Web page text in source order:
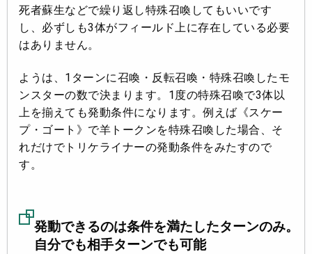
死者蘇生などで繰り返し特殊召喚してもいいです
し、必ずしも3体がフィールド上に存在している必要
はありません。
ようは、1ターンに召喚・反転召喚・特殊召喚したモ
ンスターの数で決まります。1度の特殊召喚で3体以
上を揃えても発動条件になります。例えば《スケー
プ・ゴート》で羊トークンを特殊召喚した場合、そ
れだけでトリケライナーの発動条件をみたすので
す。
発動できるのは条件を満たしたターンのみ。
自分でも相手ターンでも可能